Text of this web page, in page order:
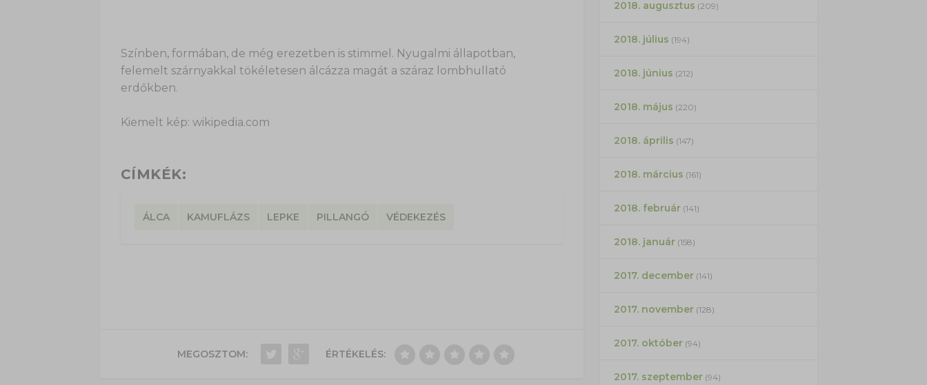
Színben, formában, de még erezetben is stimmel. Nyugalmi állapotban,
felemelt szárnyakkal tökéletesen álcázza magát a száraz lombhullató
erdőkben.
Kiemelt kép: wikipedia.com
CÍMKÉK:
ÁLCA KAMUFLÁZS LEPKE PILLANGÓ VÉDEKEZÉS
MEGOSZTOM: ÉRTÉKELÉS:
2018. augusztus (209)
2018. július (194)
2018. június (212)
2018. május (220)
2018. április (147)
2018. március (161)
2018. február(141)
2018. január(158)
2017. december(141)
2017. november(128)
2017. október(94)
2017. szeptember(94)